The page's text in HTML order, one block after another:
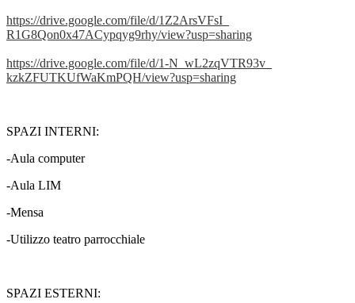
https://drive.google.com/file/d/1Z2ArsVFsI_
R1G8Qon0x47ACypqyg9rhy/view?usp=sharing
https://drive.google.com/file/d/1-N_wL2zqVTR93v_
kzkZFUTKUfWaKmPQH/view?usp=sharing
SPAZI INTERNI:
-Aula computer
-Aula LIM
-Mensa
-Utilizzo teatro parrocchiale
SPAZI ESTERNI: